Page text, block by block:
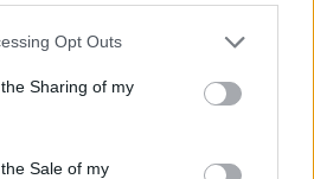
app uses one or more Google
usage behaviour. You may click to
Google and its third-party tags to
purposes in below Google
Opt Outs
Sharing of my
Sale of my